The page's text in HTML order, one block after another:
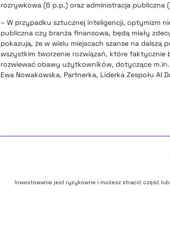
rozrywkowa (6 p.p.) oraz administracja publiczna
– W przypadku sztucznej inteligencji, optymizm
publiczna czy branża finansowa, będą miały
pokazują, że w wielu miejscach szanse na dalszą
wszystkim tworzenie rozwiązań, które faktycznie
rozwiewać obawy użytkowników, dotyczące
Ewa Nowakowska, Partnerka, Liderka Zespołu AI
Inwestowanie jest ryzykowne i możesz stracić część